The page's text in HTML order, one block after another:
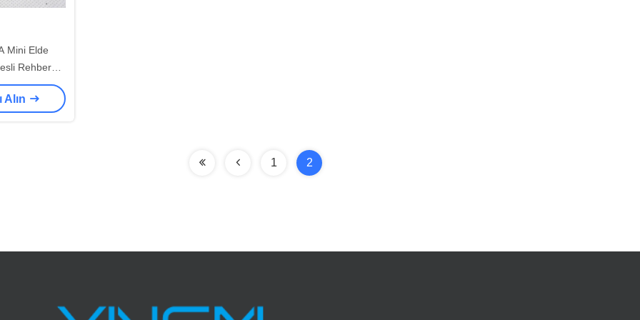
Mini Elde
Rehber
Rehberi
İçin
Alın
1 2